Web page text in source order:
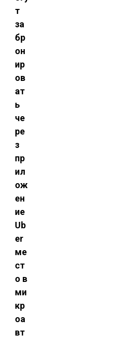
т
за
бр
он
ир
ов
ат
ь
че
ре
з
пр
ил
ож
ен
ие
Ub
er
ме
ст
о в
ми
кр
оа
вт